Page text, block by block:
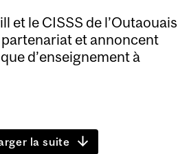
et le CISSS de l’Outaouais
et annoncent
d’enseignement à
la suite